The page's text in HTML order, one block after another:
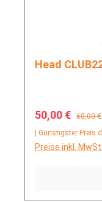
Head
50,00 € 60,00 €
| Günstigster Preis
Preise inkl.